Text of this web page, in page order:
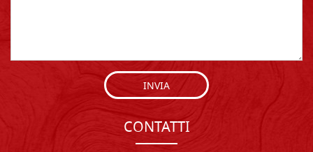
INVIA
CONTATTI